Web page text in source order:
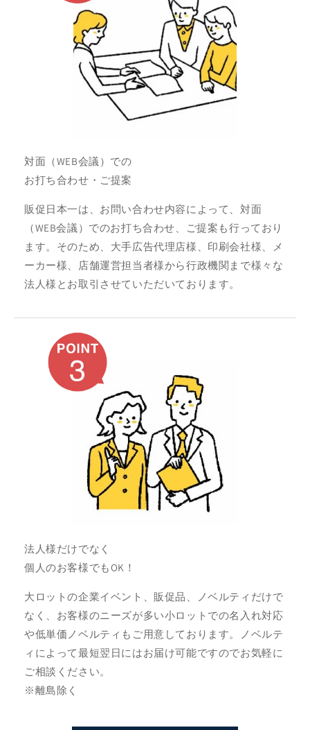
対面（WEB会議）での
お打ち合わせ・ご提案
販促日本一は、お問い合わせ内容によって、対面
（WEB会議）でのお打ち合わせ、ご提案も行っており
ます。そのため、大手広告代理店様、印刷会社様、メ
ーカー様、店舗運営担当者様から行政機関まで様々な
法人様とお取引させていただいております。
法人様だけでなく
個人のお客様でもOK！
大ロットの企業イベント、販促品、ノベルティだけで
なく、お客様のニーズが多い小ロットでの名入れ対応
や低単価ノベルティもご用意しております。ノベルテ
ィによって最短翌日にはお届け可能ですのでお気軽に
ご相談ください。
※離島除く